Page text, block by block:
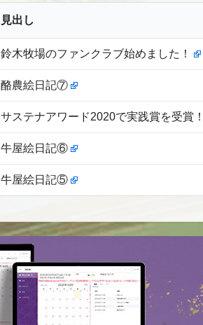
見出し
鈴木牧場のファンクラブ始めました！
酪農絵日記⑦
サステナアワード2020で実践賞を受賞！
牛屋絵日記⑥
牛屋絵日記⑤